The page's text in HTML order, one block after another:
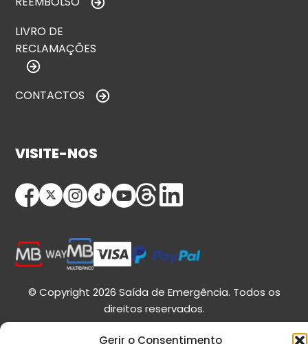
Gerir o Consentimento
LIVRO DE
RECLAMAÇÕES
CONTACTOS
VISITE-NOS
© Copyright 2026 Saída de Emergência. Todos os
direitos reservados.